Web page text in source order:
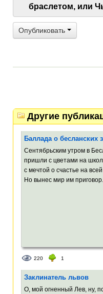
браслетом, или
Опубликовать
Другие
Баллада о бесланских
Сентябрьским утром в
пришли с цветами на
с мечтой о счастье на
Но вынес мир им приговор...
220 1
Заклинатель львов
О, мой огненный Лев, ну,